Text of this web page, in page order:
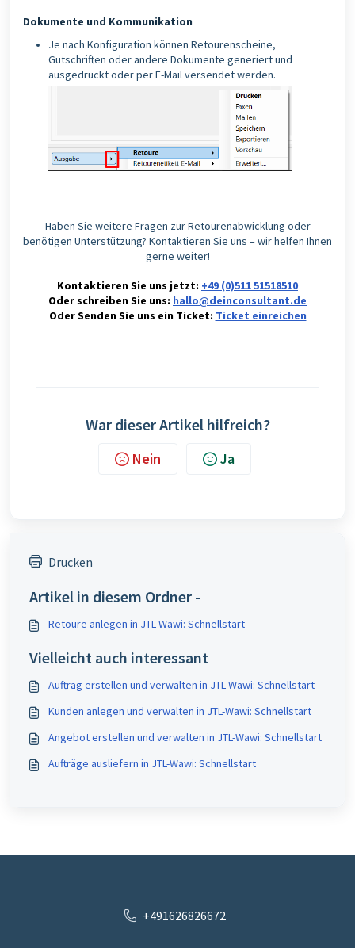
Dokumente und Kommunikation
Je nach Konfiguration können Retourenscheine,
Gutschriften oder andere Dokumente generiert und
ausgedruckt oder per E-Mail versendet werden.
Haben Sie weitere Fragen zur Retourenabwicklung oder
benötigen Unterstützung? Kontaktieren Sie uns – wir helfen Ihnen
gerne weiter!
Kontaktieren Sie uns jetzt: +49 (0)511 51518510
Oder schreiben Sie uns: hallo@deinconsultant.de
Oder Senden Sie uns ein Ticket: Ticket einreichen
War dieser Artikel hilfreich?
Nein Ja
Drucken
Artikel in diesem Ordner -
Retoure anlegen in JTL-Wawi: Schnellstart
Vielleicht auch interessant
Auftrag erstellen und verwalten in JTL-Wawi: Schnellstart
Kunden anlegen und verwalten in JTL-Wawi: Schnellstart
Angebot erstellen und verwalten in JTL-Wawi: Schnellstart
Aufträge ausliefern in JTL-Wawi: Schnellstart
+491626826672